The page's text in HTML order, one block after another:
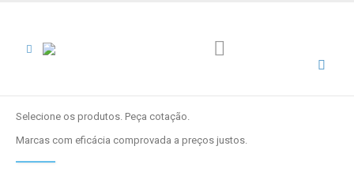
Selecione os produtos. Peça cotação.
Marcas com eficácia comprovada a preços justos.